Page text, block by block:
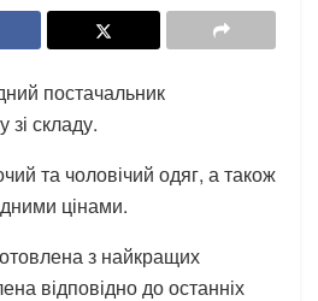
постачальник
зі складу.
та чоловічий одяг, а також
цінами.
з найкращих
відповідно до останніх